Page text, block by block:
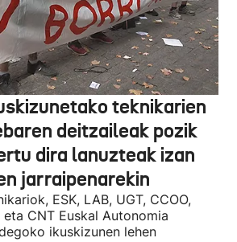
teknikarien
deitzaileak pozik
dira lanuzteak izan
jarraipenarekin
ESK, LAB, UGT, CCOO,
eta CNT Euskal Autonomia
ikuskizunen lehen